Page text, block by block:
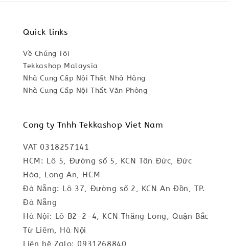
Quick links
Về Chúng Tôi
Tekkashop Malaysia
Nhà Cung Cấp Nội Thất Nhà Hàng
Nhà Cung Cấp Nội Thất Văn Phòng
Cong ty Tnhh Tekkashop Viet Nam
VAT 0318257141
HCM: Lô 5, Đường số 5, KCN Tân Đức, Đức
Hòa, Long An, HCM
Đà Nẵng: Lô 37, Đường số 2, KCN An Đồn, TP.
Đà Nẵng
Hà Nội: Lô B2-2-4, KCN Thăng Long, Quận Bắc
Từ Liêm, Hà Nội
Liên hệ Zalo: 0931268840